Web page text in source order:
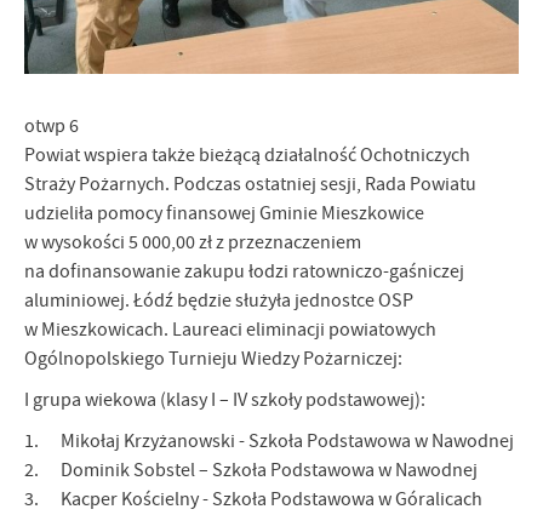
otwp 6
Powiat wspiera także bieżącą działalność Ochotniczych
Straży Pożarnych. Podczas ostatniej sesji, Rada Powiatu
udzieliła pomocy finansowej Gminie Mieszkowice
w wysokości 5 000,00 zł z przeznaczeniem
na dofinansowanie zakupu łodzi ratowniczo-gaśniczej
aluminiowej. Łódź będzie służyła jednostce OSP
w Mieszkowicach. Laureaci eliminacji powiatowych
Ogólnopolskiego Turnieju Wiedzy Pożarniczej:
I grupa wiekowa (klasy I – IV szkoły podstawowej):
1. Mikołaj Krzyżanowski - Szkoła Podstawowa w Nawodnej
2. Dominik Sobstel – Szkoła Podstawowa w Nawodnej
3. Kacper Kościelny - Szkoła Podstawowa w Góralicach